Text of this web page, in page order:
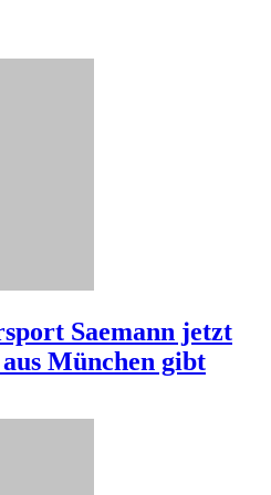
Saemann jetzt
München gibt